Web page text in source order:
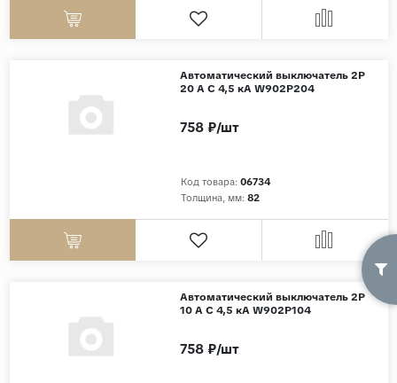
Автоматический выключатель 2P
20 A C 4,5 кА W902P204
Код товара: 06734
Толщина, мм: 82
758 ₽/шт
Автоматический выключатель 2P
10 A C 4,5 кА W902P104
758 ₽/шт